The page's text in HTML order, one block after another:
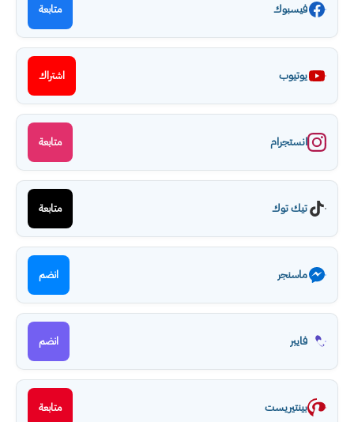
فيسبوك متابعة
يوتيوب اشتراك
انستجرام متابعة
تيك توك متابعة
ماسنجر انضم
فايبر انضم
بينتيريست متابعة